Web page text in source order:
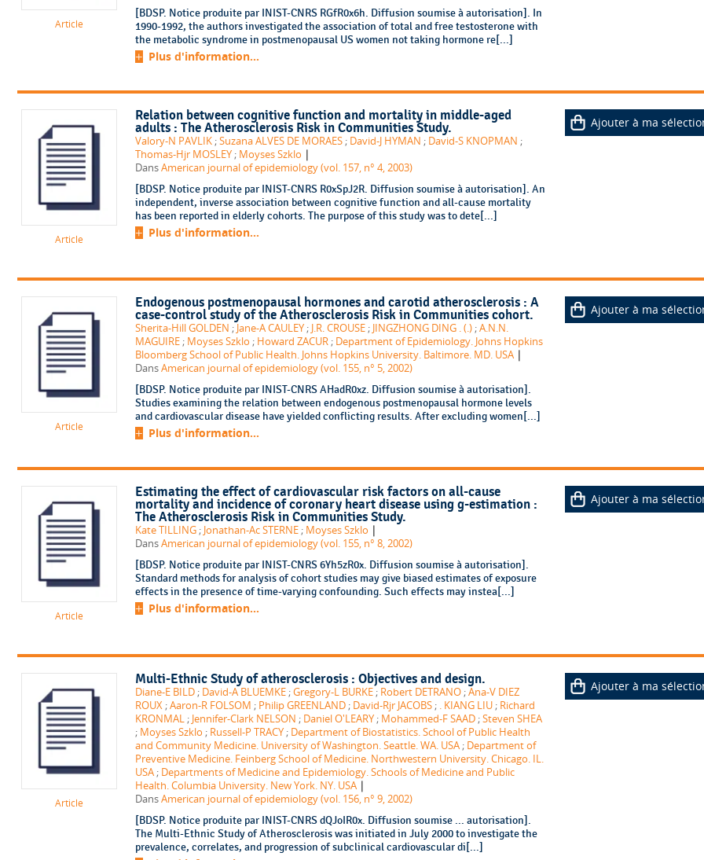
Article
[BDSP. Notice produite par INIST-CNRS RGfR0x6h. Diffusion soumise à autorisation]. In
1990-1992, the authors investigated the association of total and free testosterone with
the metabolic syndrome in postmenopausal US women not taking hormone re[...]
Plus d'information...
Article
Relation between cognitive function and mortality in middle-aged
adults : The Atherosclerosis Risk in Communities Study.
Valory-N PAVLIK ;Suzana ALVES DE MORAES ; David-J HYMAN ; David-S KNOPMAN ;
Thomas-Hjr MOSLEY ; Moyses Szklo |
DansAmerican journal of epidemiology (vol. 157, n° 4, 2003)
[BDSP. Notice produite par INIST-CNRS R0xSpJ2R. Diffusion soumise à autorisation]. An
independent, inverse association between cognitive function and all-cause mortality
has been reported in elderly cohorts. The purpose of this study was to dete[...]
Plus d'information...
Ajouter à ma
Article
Endogenous postmenopausal hormones and carotid atherosclerosis : A
case-control study of the Atherosclerosis Risk in Communities cohort.
Sherita-Hill GOLDEN ; Jane-A CAULEY ; J.R. CROUSE ; JINGZHONG DING . (.) ;A.N.N.
MAGUIRE ; Moyses Szklo ; Howard ZACUR ; Department of Epidemiology. Johns Hopkins
Bloomberg School of Public Health. Johns Hopkins University. Baltimore. MD. USA |
DansAmerican journal of epidemiology (vol. 155, n° 5, 2002)
[BDSP. Notice produite par INIST-CNRS AHadR0xz. Diffusion soumise à autorisation].
Studies examining the relation between endogenous postmenopausal hormone levels
and cardiovascular disease have yielded conflicting results. After excluding women[...]
Plus d'information...
Ajouter à ma
Article
Estimating the effect of cardiovascular risk factors on all-cause
mortality and incidence of coronary heart disease using g-estimation :
The Atherosclerosis Risk in Communities Study.
Kate TILLING ; Jonathan-Ac STERNE ; Moyses Szklo |
DansAmerican journal of epidemiology (vol. 155, n° 8, 2002)
[BDSP. Notice produite par INIST-CNRS 6Yh5zR0x. Diffusion soumise à autorisation].
Standard methods for analysis of cohort studies may give biased estimates of exposure
effects in the presence of time-varying confounding. Such effects may instea[...]
Plus d'information...
Ajouter à ma
Article
Multi-Ethnic Study of atherosclerosis : Objectives and design.
Diane-E BILD ; David-A BLUEMKE ;Gregory-L BURKE ; Robert DETRANO ;Ana-V DIEZ
ROUX ;Aaron-R FOLSOM ; Philip GREENLAND ; David-Rjr JACOBS ; . KIANG LIU ; Richard
KRONMAL ; Jennifer-Clark NELSON ; Daniel O'LEARY ; Mohammed-F SAAD ;Steven SHEA
; Moyses Szklo ; Russell-P TRACY ; Department of Biostatistics. School of Public Health
and Community Medicine. University of Washington. Seattle. WA. USA ; Department of
Preventive Medicine. Feinberg School of Medicine. Northwestern University. Chicago. IL.
USA ; Departments of Medicine and Epidemiology. Schools of Medicine and Public
Health. Columbia University. New York. NY. USA |
DansAmerican journal of epidemiology (vol. 156, n° 9, 2002)
[BDSP. Notice produite par INIST-CNRS dQJoIR0x. Diffusion soumise ... autorisation].
The Multi-Ethnic Study of Atherosclerosis was initiated in July 2000 to investigate the
prevalence, correlates, and progression of subclinical cardiovascular di[...]
Ajouter à ma